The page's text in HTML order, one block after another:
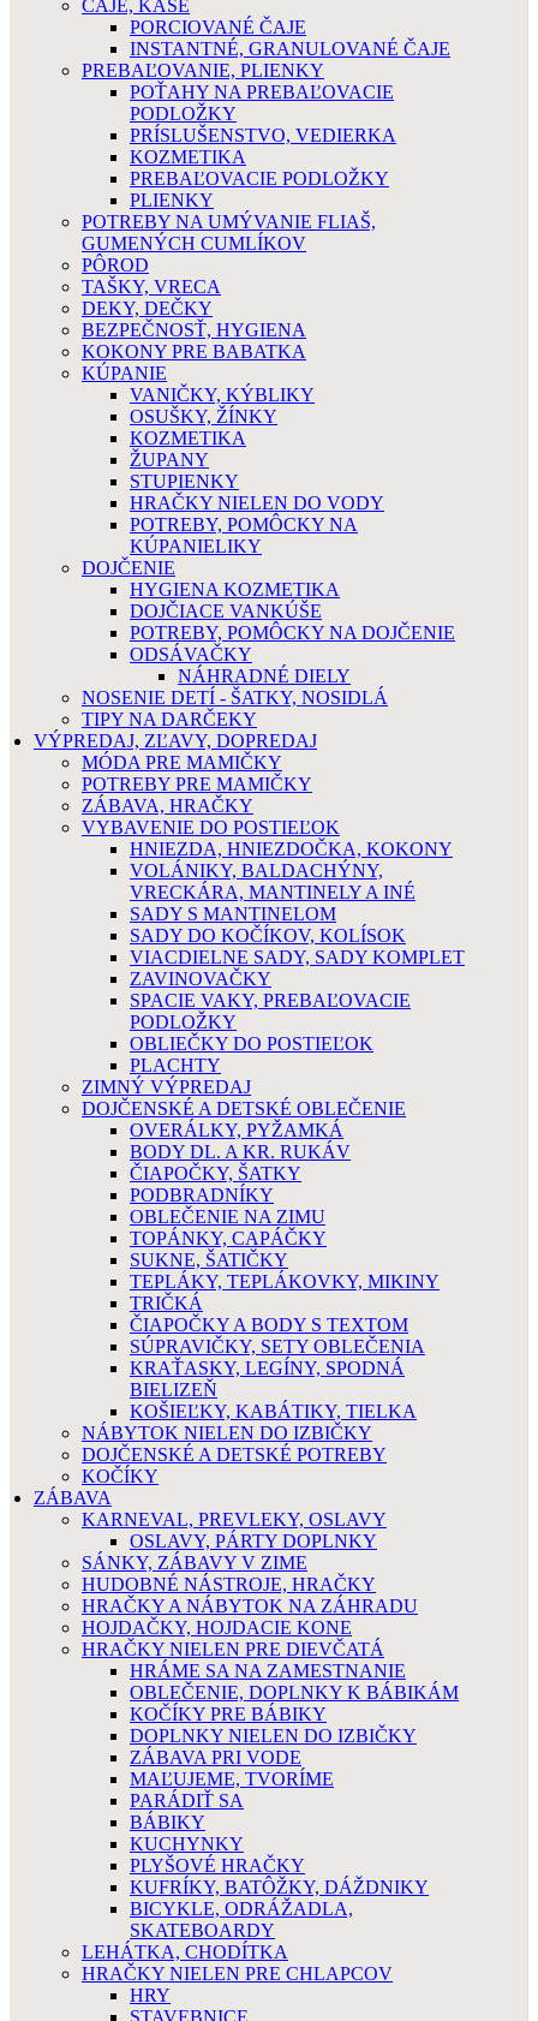
ČAJE, KAŠE
PORCIOVANÉ ČAJE
INSTANTNÉ, GRANULOVANÉ ČAJE
PREBAĽOVANIE, PLIENKY
POŤAHY NA PREBAĽOVACIE
PODLOŽKY
PRÍSLUŠENSTVO, VEDIERKA
KOZMETIKA
PREBAĽOVACIE PODLOŽKY
PLIENKY
POTREBY NA UMÝVANIE FLIAŠ,
GUMENÝCH CUMLÍKOV
PÔROD
TAŠKY, VRECA
DEKY, DEČKY
BEZPEČNOSŤ, HYGIENA
KOKONY PRE BABATKA
KÚPANIE
VANIČKY, KÝBLIKY
OSUŠKY, ŽÍNKY
KOZMETIKA
ŽUPANY
STUPIENKY
HRAČKY NIELEN DO VODY
POTREBY, POMÔCKY NA
KÚPANIELIKY
DOJČENIE
HYGIENA KOZMETIKA
DOJČIACE VANKÚŠE
POTREBY, POMÔCKY NA DOJČENIE
ODSÁVAČKY
NÁHRADNÉ DIELY
NOSENIE DETÍ - ŠATKY, NOSIDLÁ
TIPY NA DARČEKY
VÝPREDAJ, ZĽAVY, DOPREDAJ
MÓDA PRE MAMIČKY
POTREBY PRE MAMIČKY
ZÁBAVA, HRAČKY
VYBAVENIE DO POSTIEĽOK
HNIEZDA, HNIEZDOČKA, KOKONY
VOLÁNIKY, BALDACHÝNY,
VRECKÁRA, MANTINELY A INÉ
SADY S MANTINELOM
SADY DO KOČÍKOV, KOLÍSOK
VIACDIELNE SADY, SADY KOMPLET
ZAVINOVAČKY
SPACIE VAKY, PREBAĽOVACIE
PODLOŽKY
OBLIEČKY DO POSTIEĽOK
PLACHTY
ZIMNÝ VÝPREDAJ
DOJČENSKÉ A DETSKÉ OBLEČENIE
OVERÁLKY, PYŽAMKÁ
BODY DL. A KR. RUKÁV
ČIAPOČKY, ŠATKY
PODBRADNÍKY
OBLEČENIE NA ZIMU
TOPÁNKY, CAPÁČKY
SUKNE, ŠATIČKY
TEPLÁKY, TEPLÁKOVKY, MIKINY
TRIČKÁ
ČIAPOČKY A BODY S TEXTOM
SÚPRAVIČKY, SETY OBLEČENIA
KRAŤASKY, LEGÍNY, SPODNÁ
BIELIZEŇ
KOŠIEĽKY, KABÁTIKY, TIELKA
NÁBYTOK NIELEN DO IZBIČKY
DOJČENSKÉ A DETSKÉ POTREBY
KOČÍKY
ZÁBAVA
KARNEVAL, PREVLEKY, OSLAVY
OSLAVY, PÁRTY DOPLNKY
SÁNKY, ZÁBAVY V ZIME
HUDOBNÉ NÁSTROJE, HRAČKY
HRAČKY A NÁBYTOK NA ZÁHRADU
HOJDAČKY, HOJDACIE KONE
HRAČKY NIELEN PRE DIEVČATÁ
HRÁME SA NA ZAMESTNANIE
OBLEČENIE, DOPLNKY K BÁBIKÁM
KOČÍKY PRE BÁBIKY
DOPLNKY NIELEN DO IZBIČKY
ZÁBAVA PRI VODE
MAĽUJEME, TVORÍME
PARÁDIŤ SA
BÁBIKY
KUCHYNKY
PLYŠOVÉ HRAČKY
KUFRÍKY, BATÔŽKY, DÁŽDNIKY
BICYKLE, ODRÁŽADLA,
SKATEBOARDY
LEHÁTKA, CHODÍTKA
HRAČKY NIELEN PRE CHLAPCOV
HRY
STAVEBNICE